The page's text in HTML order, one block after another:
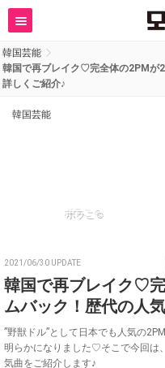
韓国芸能
韓国で再ブレイク♡完全体の2PMが
詳しくご紹介♪
韓国芸能
ボラこ☺︎
2021/06/30 UPDATE
韓国で再ブレイク♡
ムバック！歴代の人
”野獣ドル”として日本でも人気の
明らかになりました♡そこで今回は
気曲をご紹介します♪